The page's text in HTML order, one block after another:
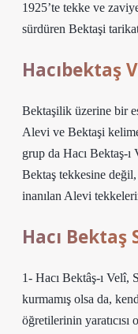
1925’te tekke ve
sürdüren Bektaşi
Hacıbektaş
Bektaşilik üzerine bir
Alevi ve Bektaşi
grup da Hacı Bektaş-
Bektaş tekkesine
inanılan Alevi
Hacı Bektaş
1- Hacı Bektâş-ı Velî,
kurmamış olsa da,
öğretilerinin yaratıcısı